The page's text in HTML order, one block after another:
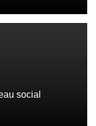
social